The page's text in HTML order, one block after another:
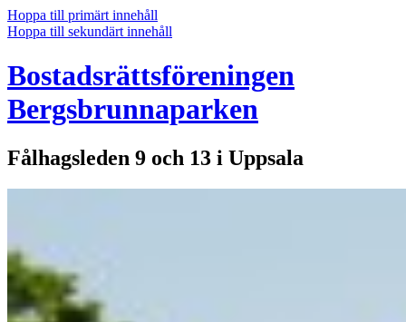
Hoppa till primärt innehåll
Hoppa till sekundärt innehåll
Bostadsrättsföreningen
Bergsbrunnaparken
Fålhagsleden 9 och 13 i Uppsala